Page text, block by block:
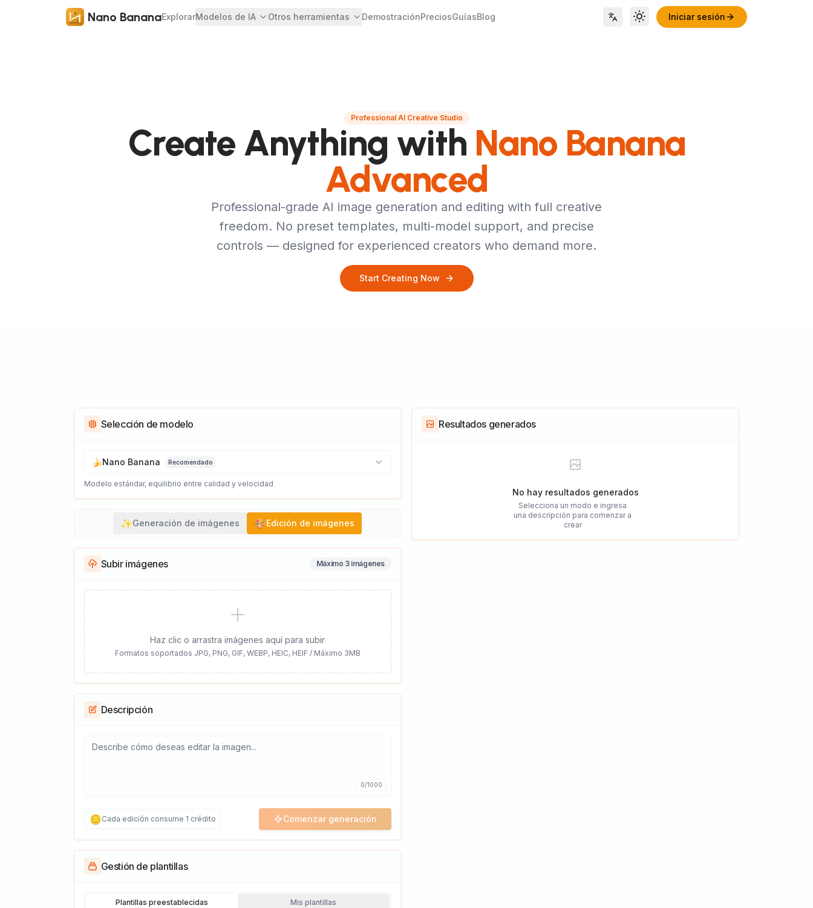
Nano BananaExplorarModelos de IA Otros herramientas DemostraciónPreciosGuíasBlog Locale Switch
Toggle themeIniciar sesión
Professional AI Creative Studio
Create Anything with Nano Banana
Advanced
Professional-grade AI image generation and editing with full creative
freedom. No preset templates, multi-model support, and precise
controls — designed for experienced creators who demand more.
Start Creating Now
Selección de modelo
🍌Nano Banana Recomendado
Modelo estándar, equilibrio entre calidad y velocidad
✨Generación de imágenes 🎨Edición de imágenes
Subir imágenes Máximo 3 imágenes
Haz clic o arrastra imágenes aquí para subir
Formatos soportados JPG, PNG, GIF, WEBP, HEIC, HEIF / Máximo 3MB
Descripción
0/1000
🪙Cada edición consume 1 crédito Comenzar generación
Gestión de plantillas
Plantillas preestablecidas Mis plantillas
Resultados generados
No hay resultados generados
Selecciona un modo e ingresa
una descripción para comenzar a
crear